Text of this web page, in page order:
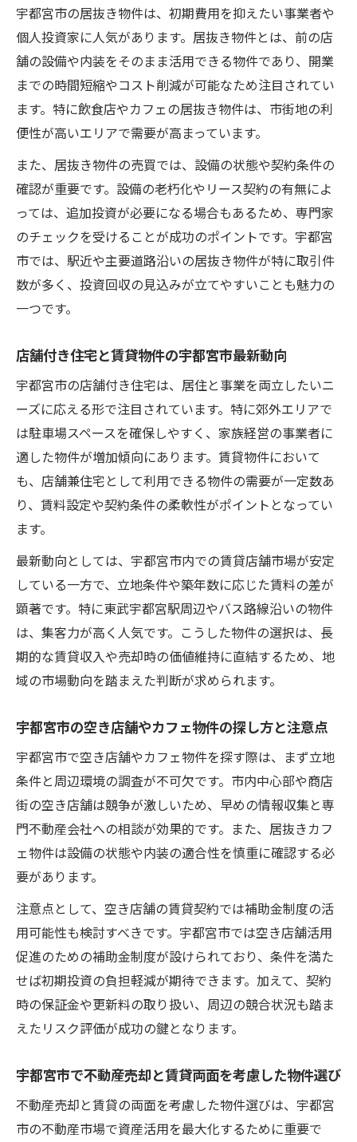
宇都宮市の居抜き物件は、初期費用を抑えたい事業者や
個人投資家に人気があります。居抜き物件とは、前の店
舗の設備や内装をそのまま活用できる物件であり、開業
までの時間短縮やコスト削減が可能なため注目されてい
ます。特に飲食店やカフェの居抜き物件は、市街地の利
便性が高いエリアで需要が高まっています。
また、居抜き物件の売買では、設備の状態や契約条件の
確認が重要です。設備の老朽化やリース契約の有無によ
っては、追加投資が必要になる場合もあるため、専門家
のチェックを受けることが成功のポイントです。宇都宮
市では、駅近や主要道路沿いの居抜き物件が特に取引件
数が多く、投資回収の見込みが立てやすいことも魅力の
一つです。
店舗付き住宅と賃貸物件の宇都宮市最新動向
宇都宮市の店舗付き住宅は、居住と事業を両立したいニ
ーズに応える形で注目されています。特に郊外エリアで
は駐車場スペースを確保しやすく、家族経営の事業者に
適した物件が増加傾向にあります。賃貸物件において
も、店舗兼住宅として利用できる物件の需要が一定数あ
り、賃料設定や契約条件の柔軟性がポイントとなってい
ます。
最新動向としては、宇都宮市内での賃貸店舗市場が安定
している一方で、立地条件や築年数に応じた賃料の差が
顕著です。特に東武宇都宮駅周辺やバス路線沿いの物件
は、集客力が高く人気です。こうした物件の選択は、長
期的な賃貸収入や売却時の価値維持に直結するため、地
域の市場動向を踏まえた判断が求められます。
宇都宮市の空き店舗やカフェ物件の探し方と注意点
宇都宮市で空き店舗やカフェ物件を探す際は、まず立地
条件と周辺環境の調査が不可欠です。市内中心部や商店
街の空き店舗は競争が激しいため、早めの情報収集と専
門不動産会社への相談が効果的です。また、居抜きカフ
ェ物件は設備の状態や内装の適合性を慎重に確認する必
要があります。
注意点として、空き店舗の賃貸契約では補助金制度の活
用可能性も検討すべきです。宇都宮市では空き店舗活用
促進のための補助金制度が設けられており、条件を満た
せば初期投資の負担軽減が期待できます。加えて、契約
時の保証金や更新料の取り扱い、周辺の競合状況も踏ま
えたリスク評価が成功の鍵となります。
宇都宮市で不動産売却と賃貸両面を考慮した物件選び
不動産売却と賃貸の両面を考慮した物件選びは、宇都宮
市の不動産市場で資産活用を最大化するために重要で